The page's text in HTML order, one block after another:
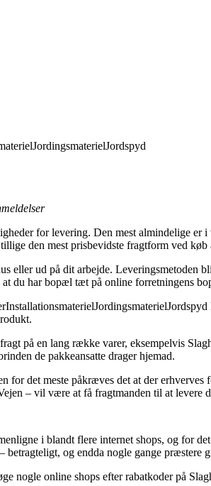
for levering. Den mest almindelige er
den mest prisbevidste fragtform ved
eller ud på dit arbejde.
at du har bopæl tæt på online forretningens
på en lang række varer, eksempelvis
de pakkeansatte drager hjemad.
for det meste påkræves det at der
– vil være at få fragtmanden til at levere
i blandt flere internet shops, og for
og endda nogle gange præstere
nogle online shops efter rabatkoder på